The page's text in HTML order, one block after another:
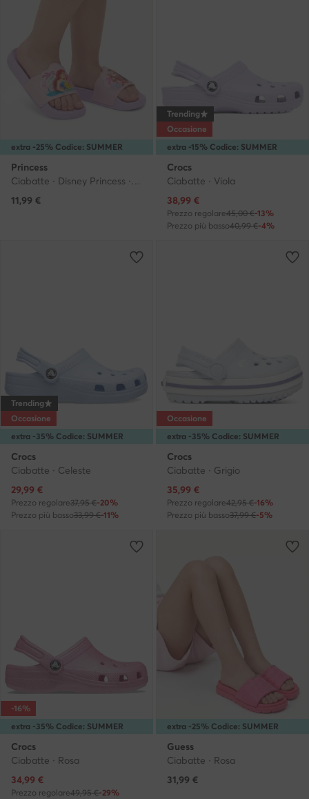
extra -25% Codice: SUMMER
Princess
Ciabatte · Disney Princess · Rosa
11,99 €
extra -15% Codice: SUMMER
Trending
Occasione
Crocs
Ciabatte · Viola
Prezzo attuale
38,99 €
Prezzo regolare45,00 €-13%
Prezzo più basso40,99 €-4%
extra -35% Codice: SUMMER
Trending
Occasione
Crocs
Ciabatte · Celeste
Prezzo attuale
29,99 €
Prezzo regolare37,95 €-20%
Prezzo più basso33,99 €-11%
extra -35% Codice: SUMMER
Occasione
Crocs
Ciabatte · Grigio
Prezzo attuale
35,99 €
Prezzo regolare42,95 €-16%
Prezzo più basso37,99 €-5%
extra -35% Codice: SUMMER
-16%
Crocs
Ciabatte · Rosa
Prezzo attuale
34,99 €
Prezzo regolare49,95 €-29%
extra -25% Codice: SUMMER
Guess
Ciabatte · Rosa
31,99 €